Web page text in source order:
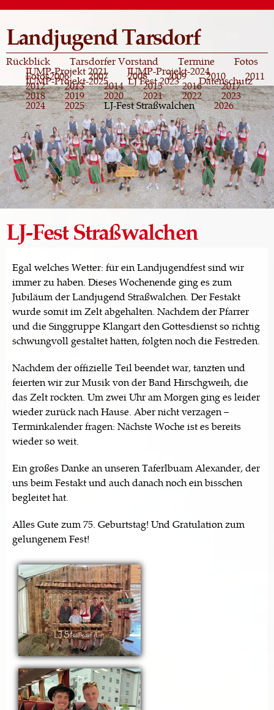
Direkt
Inhalt
Landjugend Tarsdorf
Rückblick Tarsdorfer Vorstand Termine
Fotos
Fotos2006 2007 2008 2009 2010 2011
2012 2013 2014 2015 2016 2017
2018 2019 2020 2021 2022 2023
2024 2025 LJ-Fest Straßwalchen 2026
JUMP-Projekt 2021 JUMP-Projekt-2024
JUMP-Projekt-2025 LJ Fest 2023 Datenschutz
LJ-Fest Straßwalchen
Egal welches Wetter: für ein Landjugendfest sind wir
immer zu haben. Dieses Wochenende ging es zum
Jubiläum der Landjugend Straßwalchen. Der Festakt
wurde somit im Zelt abgehalten. Nachdem der Pfarrer
und die Singgruppe Klangart den Gottesdienst so richtig
schwungvoll gestaltet hatten, folgten noch die Festreden.
Nachdem der offizielle Teil beendet war, tanzten und
feierten wir zur Musik von der Band Hirschgweih, die
das Zelt rockten. Um zwei Uhr am Morgen ging es leider
wieder zurück nach Hause. Aber nicht verzagen –
Terminkalender fragen: Nächste Woche ist es bereits
wieder so weit.
Ein großes Danke an unseren Taferlbuam Alexander, der
uns beim Festakt und auch danach noch ein bisschen
begleitet hat.
Alles Gute zum 75. Geburtstag! Und Gratulation zum
gelungenem Fest!